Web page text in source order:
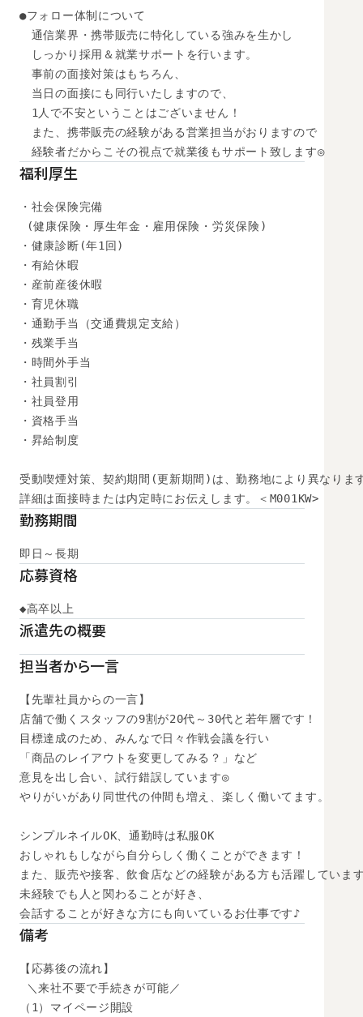
●フォロー体制について
通信業界・携帯販売に特化している強みを生かし
しっかり採用＆就業サポートを行います。
事前の面接対策はもちろん、
当日の面接にも同行いたしますので、
1人で不安ということはございません！
また、携帯販売の経験がある営業担当がおりますので
経験者だからこその視点で就業後もサポート致します◎
福利厚生
・社会保険完備
(健康保険・厚生年金・雇用保険・労災保険)
・健康診断(年1回)
・有給休暇
・産前産後休暇
・育児休職
・通勤手当（交通費規定支給）
・残業手当
・時間外手当
・社員割引
・社員登用
・資格手当
・昇給制度
受動喫煙対策、契約期間(更新期間)は、勤務地により異なりま
詳細は面接時または内定時にお伝えします。＜M001KW>
勤務期間
即日～長期
応募資格
◆高卒以上
派遣先の概要
担当者から一言
【先輩社員からの一言】
店舗で働くスタッフの9割が20代～30代と若年層です！
目標達成のため、みんなで日々作戦会議を行い
「商品のレイアウトを変更してみる？」など
意見を出し合い、試行錯誤しています◎
やりがいがあり同世代の仲間も増え、楽しく働いてます。
シンプルネイルOK、通勤時は私服OK
おしゃれもしながら自分らしく働くことができます！
また、販売や接客、飲食店などの経験がある方も活躍していま
未経験でも人と関わることが好き、
会話することが好きな方にも向いているお仕事です♪
備考
【応募後の流れ】
＼来社不要で手続きが可能／
（1）マイページ開設